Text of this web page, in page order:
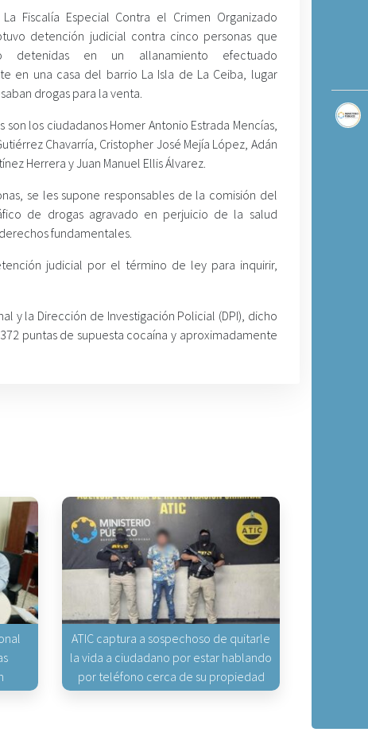
La Fiscalía Especial Contra el Crimen Organizado
detención judicial contra cinco personas que
detenidas en un allanamiento efectuado
en una casa del barrio La Isla de La Ceiba, lugar
drogas para la venta.
son los ciudadanos Homer Antonio Estrada Mencías,
Chavarría, Cristopher José Mejía López, Adán
Herrera y Juan Manuel Ellis Álvarez.
se les supone responsables de la comisión del
de drogas agravado en perjuicio de la salud
fundamentales.
judicial por el término de ley para inquirir,
y la Dirección de Investigación Policial (DPI), dicho
puntas de supuesta cocaína y aproximadamente
ATIC captura a sospechoso de quitarle
la vida a ciudadano por estar hablando
por teléfono cerca de su propiedad